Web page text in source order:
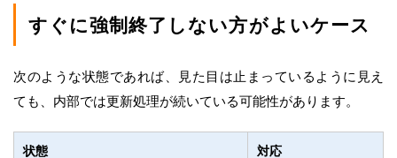
すぐに強制終了しない方がよいケース
次のような状態であれば、見た目は止まっているように見え
ても、内部では更新処理が続いている可能性があります。
状態 対応